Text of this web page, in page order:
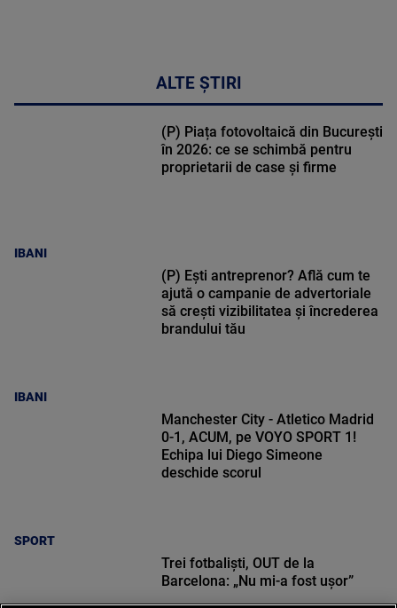
ALTE ȘTIRI
IBANI
(P) Piața fotovoltaică din București
în 2026: ce se schimbă pentru
proprietarii de case și firme
IBANI
(P) Ești antreprenor? Află cum te
ajută o campanie de advertoriale
să crești vizibilitatea și încrederea
brandului tău
SPORT
Manchester City - Atletico Madrid
0-1, ACUM, pe VOYO SPORT 1!
Echipa lui Diego Simeone
deschide scorul
Trei fotbaliști, OUT de la
Barcelona: „Nu mi-a fost ușor”